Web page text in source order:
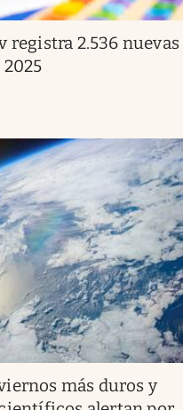
registra 2.536 nuevas
más duros y